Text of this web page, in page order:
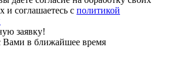
и соглашаетесь с политикой
заявку!
Вами в ближайшее время